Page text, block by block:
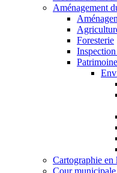
Aménagement
Foresterie
Patrimoine
Cartographie en
Cour municipale